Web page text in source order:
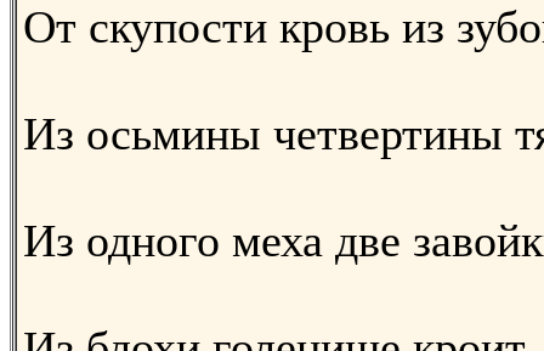
От скупости кровь из
Из осьмины четвертины
Из одного меха две